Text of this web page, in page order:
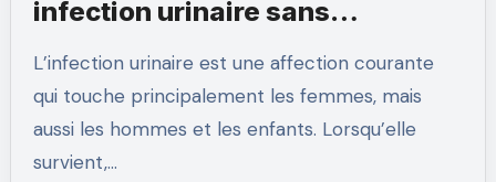
infection urinaire sans
L’infection urinaire est une affection courante
qui touche principalement les femmes, mais
aussi les hommes et les enfants. Lorsqu’elle
survient,…